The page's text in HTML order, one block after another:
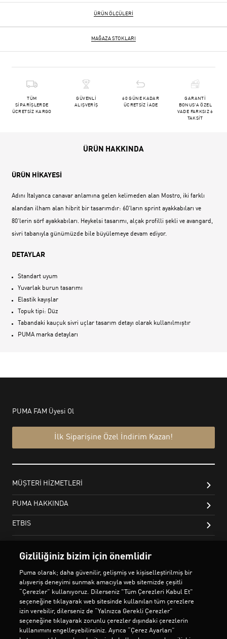
ÜRÜN ÖLÇÜLERI
MAĞAZA STOKLARI
TÜM
SİPARİŞLERDE
ÜCRETSİZ KARGO
GÜVENLİ
ALIŞVERİŞ
60 GÜNE KADAR
ÜCRETSİZ İADE
GARANTİ
BONUS'A ÖZEL
VADE FARKSIZ 6
TAKSİT
ÜRÜN HAKKINDA
ÜRÜN HİKAYESİ
Adını İtalyanca canavar anlamına gelen kelimeden alan Mostro, iki farklı
alandan ilham alan hibrit bir tasarımdır: 60‘ların sprint ayakkabıları ve
80‘lerin sörf ayakkabıları. Heykelsi tasarımı, alçak profilli şekli ve avangard,
sivri tabanıyla günümüzde bile büyülemeye devam ediyor.
DETAYLAR
Standart uyum
Yuvarlak burun tasarımı
Elastik kayışlar
Topuk tipi: Düz
Tabandaki kauçuk sivri uçlar tasarım detayı olarak kullanılmıştır
PUMA marka detayları
Gizliliğiniz bizim için önemlidir
Puma olarak; daha güvenilir, gelişmiş ve kişiselleştirilmiş bir
alışveriş deneyimi sunmak amacıyla web sitemizde çeşitli
“Çerezler” kullanıyoruz. Dilerseniz "Tüm Çerezleri Kabul Et"
seçeneğine tıklayarak web sitesinde kullanılan tüm çerezlere
izin verebilir, dilerseniz de “Yalnızca Gerekli Çerezler”
seçeneğine tıklayarak zorunlu çerezler dışındaki çerezlerin
kullanımını engelleyebilirsiniz. Ayrıca “Çerez Ayarları”